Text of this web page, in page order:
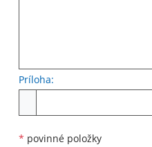
Príloha:
* povinné položky